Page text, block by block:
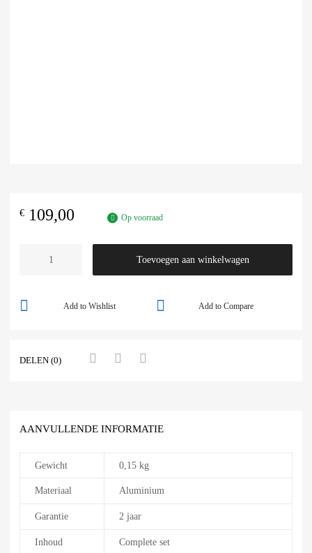
€ 109,00 Op voorraad
Toevoegen aan winkelwagen
Add to Compare
Add to Wishlist
DELEN (0)
AANVULLENDE INFORMATIE
Gewicht 0,15 kg
Materiaal Aluminium
Garantie 2 jaar
Inhoud Complete set